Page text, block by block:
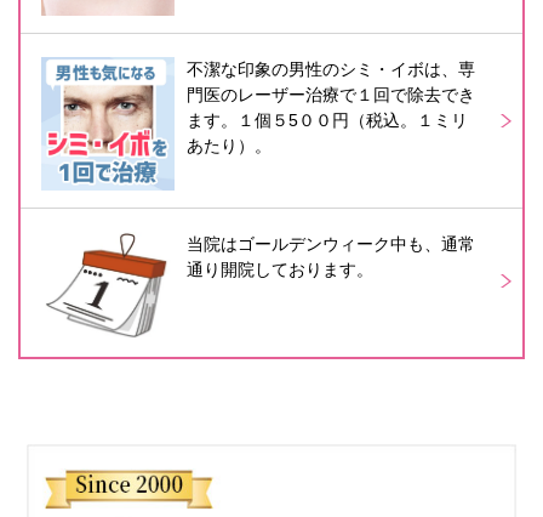
不潔な印象の男性のシミ・イボは、専
門医のレーザー治療で１回で除去でき
ます。１個５5００円（税込。１ミリ
あたり）。
当院はゴールデンウィーク中も、通常
通り開院しております。